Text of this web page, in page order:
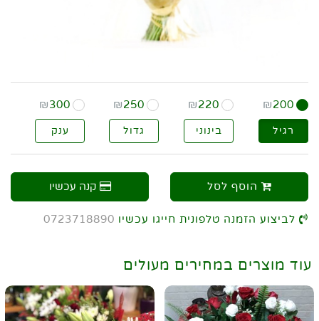
₪200
₪220
₪250
₪300
רגיל בינוני גדול ענק
הוסף לסל קנה עכשיו
לביצוע הזמנה טלפונית חייגו עכשיו 0723718890
עוד מוצרים במחירים מעולים